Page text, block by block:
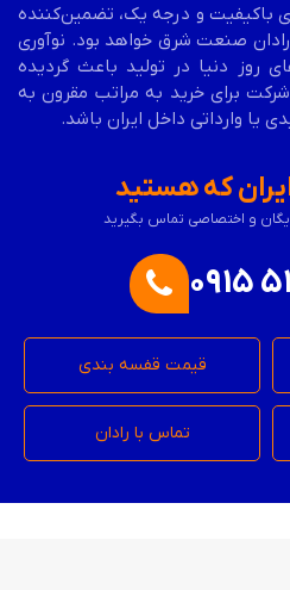
باکیفیت و درجه یک، تضمین‌کننده
صنعت شرق خواهد بود. نوآوری
روز دنیا در تولید باعث گردیده
برای خرید به مراتب مقرون به
یا وارداتی داخل ایران باشد.
که هستید
و اختصاصی تماس بگیرید
0915
قیمت قفسه بندی
تماس با رادان